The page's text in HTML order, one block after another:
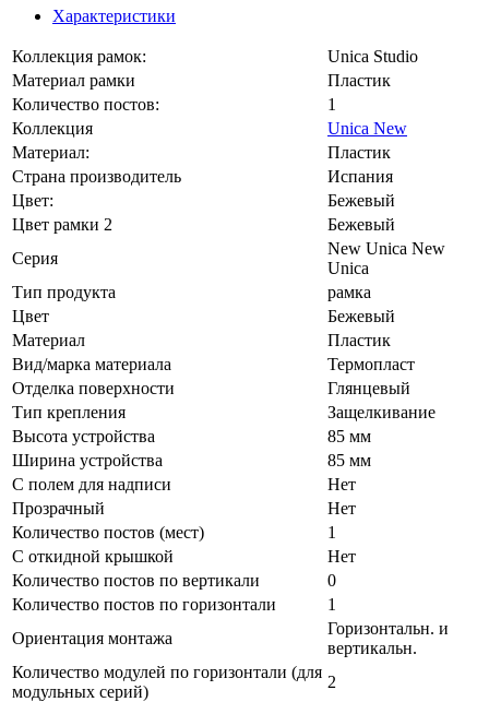
Характеристики
Коллекция рамок:
Unica Studio
Материал рамки
Пластик
Количество постов:
1
Коллекция
Unica New
Материал:
Пластик
Страна производитель
Испания
Цвет:
Бежевый
Цвет рамки 2
Бежевый
Серия
New Unica New
Unica
Тип продукта
рамка
Цвет
Бежевый
Материал
Пластик
Вид/марка материала
Термопласт
Отделка поверхности
Глянцевый
Тип крепления
Защелкивание
Высота устройства
85 мм
Ширина устройства
85 мм
С полем для надписи
Нет
Прозрачный
Нет
Количество постов (мест)
1
С откидной крышкой
Нет
Количество постов по вертикали
0
Количество постов по горизонтали
1
Ориентация монтажа
Горизонтальн. и
вертикальн.
Количество модулей по горизонтали (для
модульных серий)
2